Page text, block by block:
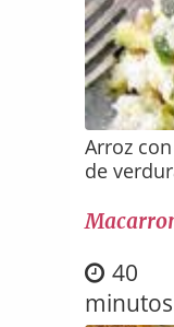
Arroz
de
40
minutos